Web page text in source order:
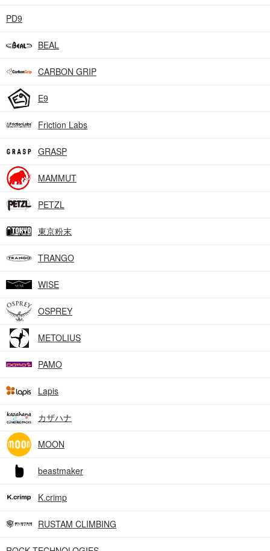
PD9
BEAL
CARBON GRIP
E9
Friction Labs
GRASP
MAMMUT
PETZL
東京粉末
TRANGO
WISE
OSPREY
METOLIUS
PAMO
Lapis
カザハナ
MOON
beastmaker
K.crimp
RUSTAM CLIMBING